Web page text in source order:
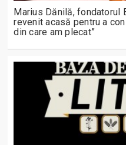
Marius Dănilă, fondatorul
revenit acasă pentru a
din care am plecat”